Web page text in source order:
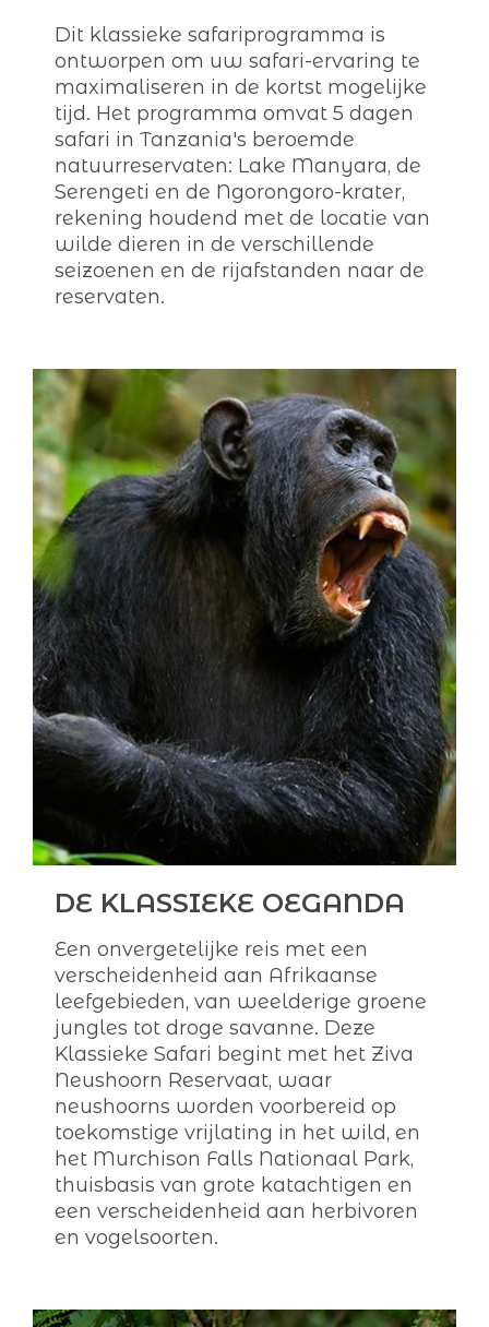
Dit klassieke safariprogramma is
ontworpen om uw safari-ervaring te
maximaliseren in de kortst mogelijke
tijd. Het programma omvat 5 dagen
safari in Tanzania's beroemde
natuurreservaten: Lake Manyara, de
Serengeti en de Ngorongoro-krater,
rekening houdend met de locatie van
wilde dieren in de verschillende
seizoenen en de rijafstanden naar de
reservaten.
DE KLASSIEKE OEGANDA
Een onvergetelijke reis met een
verscheidenheid aan Afrikaanse
leefgebieden, van weelderige groene
jungles tot droge savanne. Deze
Klassieke Safari begint met het Ziva
Neushoorn Reservaat, waar
neushoorns worden voorbereid op
toekomstige vrijlating in het wild, en
het Murchison Falls Nationaal Park,
thuisbasis van grote katachtigen en
een verscheidenheid aan herbivoren
en vogelsoorten.